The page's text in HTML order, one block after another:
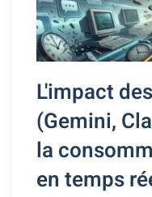
L'impact
(Gemini,
la
en temps